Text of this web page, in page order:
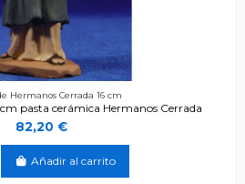
Hermanos Cerrada 16 cm
pasta cerámica Hermanos Cerrada
82,20 €
Añadir al carrito